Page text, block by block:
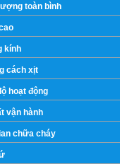
toàn bình
kính
cách xịt
hoạt động
vận hành
chữa cháy